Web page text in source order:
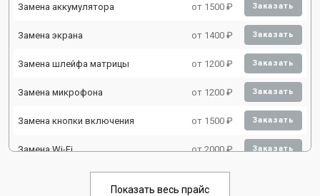
Замена аккумулятора от 1500 ₽ Заказать
Замена экрана от 1400 ₽ Заказать
Замена шлейфа матрицы от 1200 ₽ Заказать
Замена микрофона от 1200 ₽ Заказать
Замена кнопки включения от 1500 ₽ Заказать
Замена Wi-Fi от 2000 ₽ Заказать
Показать весь прайс